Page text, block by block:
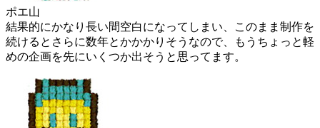
ポエ山
結果的にかなり長い間空白になってしまい、このまま制作を
続けるとさらに数年とかかかりそうなので、もうちょっと軽
めの企画を先にいくつか出そうと思ってます。